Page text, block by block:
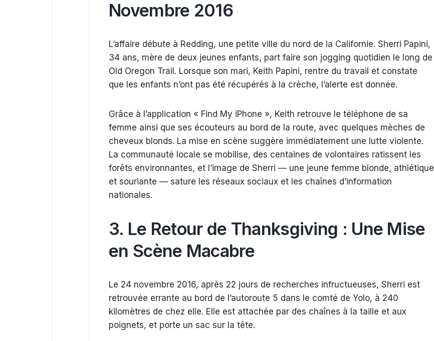
Novembre 2016
L’affaire débute à Redding, une petite ville du nord de la Californie. Sherri Papini,
34 ans, mère de deux jeunes enfants, part faire son jogging quotidien le long de
Old Oregon Trail. Lorsque son mari, Keith Papini, rentre du travail et constate
que les enfants n’ont pas été récupérés à la crèche, l’alerte est donnée.
Grâce à l’application « Find My iPhone », Keith retrouve le téléphone de sa
femme ainsi que ses écouteurs au bord de la route, avec quelques mèches de
cheveux blonds. La mise en scène suggère immédiatement une lutte violente.
La communauté locale se mobilise, des centaines de volontaires ratissent les
forêts environnantes, et l’image de Sherri — une jeune femme blonde, athlétique
et souriante — sature les réseaux sociaux et les chaînes d’information
nationales.
3. Le Retour de Thanksgiving : Une Mise
en Scène Macabre
Le 24 novembre 2016, après 22 jours de recherches infructueuses, Sherri est
retrouvée errante au bord de l’autoroute 5 dans le comté de Yolo, à 240
kilomètres de chez elle. Elle est attachée par des chaînes à la taille et aux
poignets, et porte un sac sur la tête.